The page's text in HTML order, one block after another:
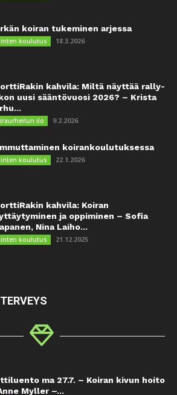
koiran tukeminen arjessa
koulutus 18.3.2026
kahvila: Miltä näyttää rally-
uusi sääntövuosi 2026? – Krista
ilo 9.2.2026
koirankoulutuksessa
koulutus 22.1.2026
kahvila: Koiran
ja oppiminen – Sofia
Nina Laiho...
koulutus 21.12.2025
ma 27.7. – Koiran kivun hoito
Myller –...